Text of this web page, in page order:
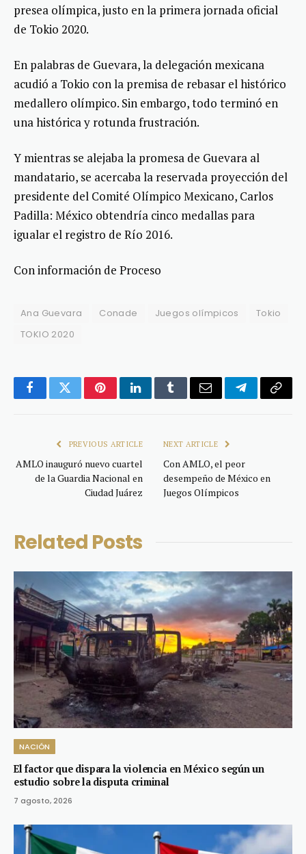
presea olímpica, justo en la primera jornada oficial
de Tokio 2020.
En palabras de Guevara, la delegación mexicana
acudió a Tokio con la premisa de rebasar el histórico
medallero olímpico. Sin embargo, todo terminó en
una histórica y rotunda frustración.
Y mientras se alejaba la promesa de Guevara al
mandatario, se acercaba la reservada proyección del
presidente del Comité Olímpico Mexicano, Carlos
Padilla: México obtendría cinco medallas para
igualar el registro de Río 2016.
Con información de Proceso
Ana Guevara Conade Juegos olímpicos
Tokio
TOKIO 2020
FacebookTwitterPinterestLinkedInTumblrEmail TelegramCopy
PREVIOUS ARTICLE
AMLO inauguró nuevo cuartel
de la Guardia Nacional en
Ciudad Juárez
NEXT ARTICLE
Con AMLO, el peor
desempeño de México en
Juegos Olímpicos
Related Posts
NACIÓN
El factor que dispara la violencia en México según un
estudio sobre la disputa criminal
7 agosto, 2026